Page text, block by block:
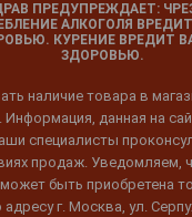
ПРЕДУПРЕЖДАЕТ:
АЛКОГОЛЯ
КУРЕНИЕ ВРЕДИТ
ЗДОРОВЬЮ.
наличие товара в
данная на
специалисты
продаж. Уведомляем,
быть приобретена
г. Москва, ул.